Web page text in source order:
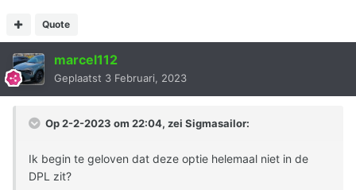
Quote
marcel112
Geplaatst 3 Februari, 2023
Op 2-2-2023 om 22:04, zei Sigmasailor:
Ik begin te geloven dat deze optie helemaal niet in de
DPL zit?